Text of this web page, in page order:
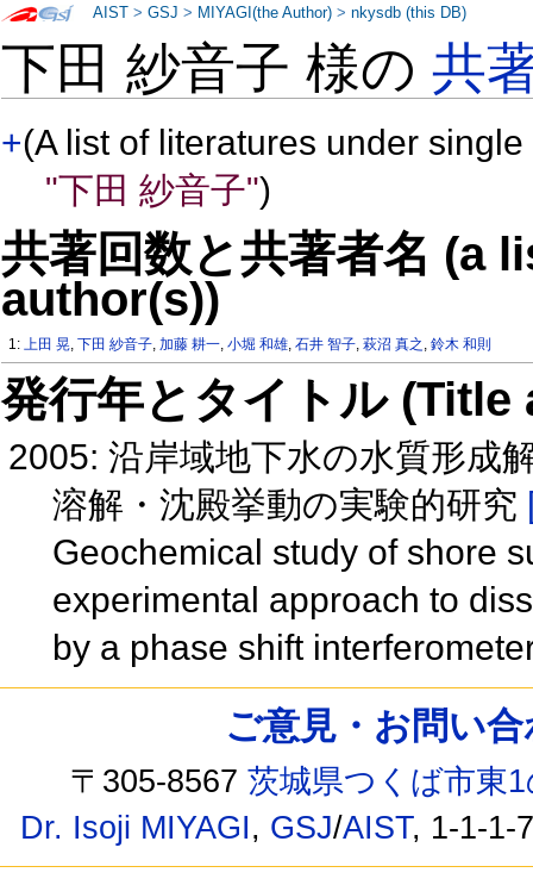
下田 紗音子 様の共
+(A list of literatures under
"下田 紗音子")
共著回数と共著者名 (a
author(s))
1:上田 晃,下田 紗音子,加藤 耕一,小堀 和雄,石井 智子,萩沼 真之 ,鈴木 和則
発行年とタイトル
2005: 沿岸域地下水の水質形成
溶解・沈殿挙動の実験的研究
Geochemical study of shore
experimental approach to
by a phase shift
AIST >GSJ > MIYAGI(the Author) >nkysdb (this DB)
ご意見・お問い
〒305-8567茨城県つくば市東
Dr. Isoji MIYAGI, GSJ/AIST, 1-1-1-